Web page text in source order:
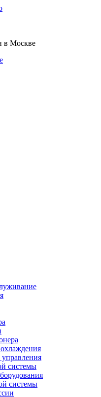
в Москве
управления
системы
системы